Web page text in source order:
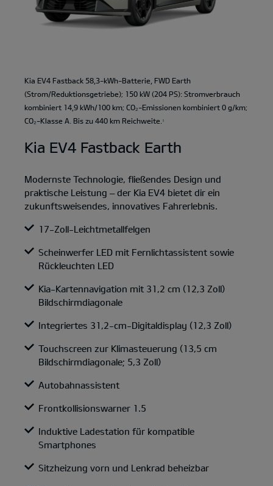
Kia EV4 Fastback 58,3-kWh-Batterie, FWD Earth
(Strom/Reduktionsgetriebe); 150 kW (204 PS): Stromverbrauch
kombiniert 14,9 kWh/100 km; CO₂-Emissionen kombiniert 0 g/km;
CO₂-Klasse A. Bis zu 440 km Reichweite.
1
Kia EV4 Fastback Earth
Modernste Technologie, fließendes Design und
praktische Leistung – der Kia EV4 bietet dir ein
zukunftsweisendes, innovatives Fahrerlebnis.
17-Zoll-Leichtmetallfelgen
Scheinwerfer LED mit Fernlichtassistent sowie
Rückleuchten LED
Kia-Kartennavigation mit 31,2 cm (12,3 Zoll)
Bildschirmdiagonale
Integriertes 31,2-cm-Digitaldisplay (12,3 Zoll)
Touchscreen zur Klimasteuerung (13,5 cm
Bildschirmdiagonale; 5,3 Zoll)
Autobahnassistent
Frontkollisionswarner 1.5
Induktive Ladestation für kompatible
Smartphones
Sitzheizung vorn und Lenkrad beheizbar